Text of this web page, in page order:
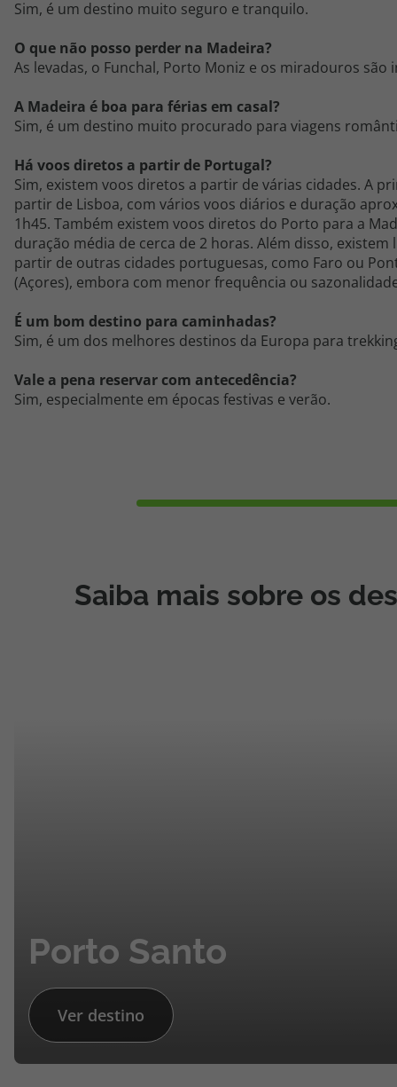
Sim, é um destino muito seguro e tranquilo.
O que não posso perder na Madeira?
As levadas, o Funchal, Porto Moniz e os miradouros são
A Madeira é boa para férias em casal?
Sim, é um destino muito procurado para viagens
Há voos diretos a partir de Portugal?
Sim, existem voos diretos a partir de várias cidades. A
partir de Lisboa, com vários voos diários e duração
1h45. Também existem voos diretos do Porto para a
duração média de cerca de 2 horas. Além disso, existem
partir de outras cidades portuguesas, como Faro ou
(Açores), embora com menor frequência ou
É um bom destino para caminhadas?
Sim, é um dos melhores destinos da Europa para
Vale a pena reservar com antecedência?
Sim, especialmente em épocas festivas e verão.
Saiba mais sobre os
Porto Santo
Ver destino